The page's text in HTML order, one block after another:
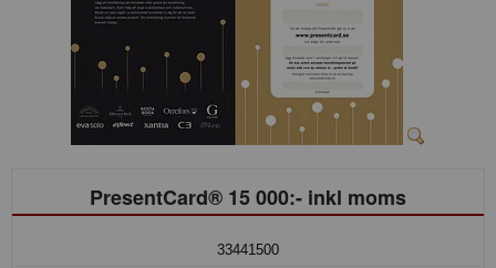
PresentCard® 15 000:- inkl moms
33441500